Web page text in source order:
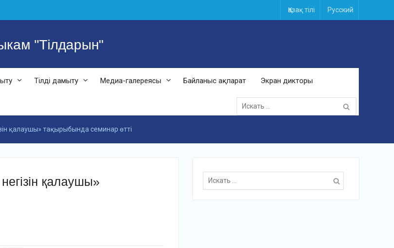
Қазақ тілі Русский
"Тілдарын"
Тілді дамыту Медиа-галереясы Байланыс ақпарат Экран дикторы
Поиск
для:
қалаушы» тақырыбында семинар өтті
қалаушы»
Поиск
для: